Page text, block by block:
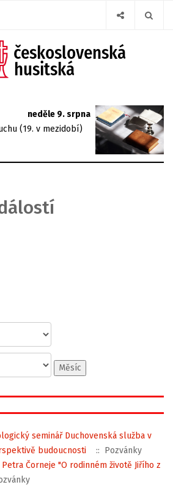
neděle 9. srpna
(19. v mezidobí)
Měsíc
seminář Duchovenská služba v
budoucnosti
:: Pozvánky
Čorneje "O rodinném životě Jiřího z